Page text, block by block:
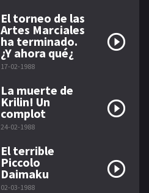
El torneo de las
Artes Marciales
ha terminado.
¿Y ahora qué¿
17-02-1988
La muerte de
Krilin! Un
complot
24-02-1988
El terrible
Piccolo
Daimaku
02-03-1988